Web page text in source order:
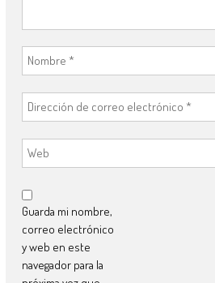
Guarda mi nombre,
correo electrónico
y web en este
navegador para la